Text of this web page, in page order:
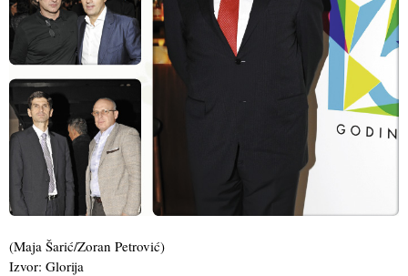
(Maja Šarić/Zoran Petrović)
Izvor: Glorija